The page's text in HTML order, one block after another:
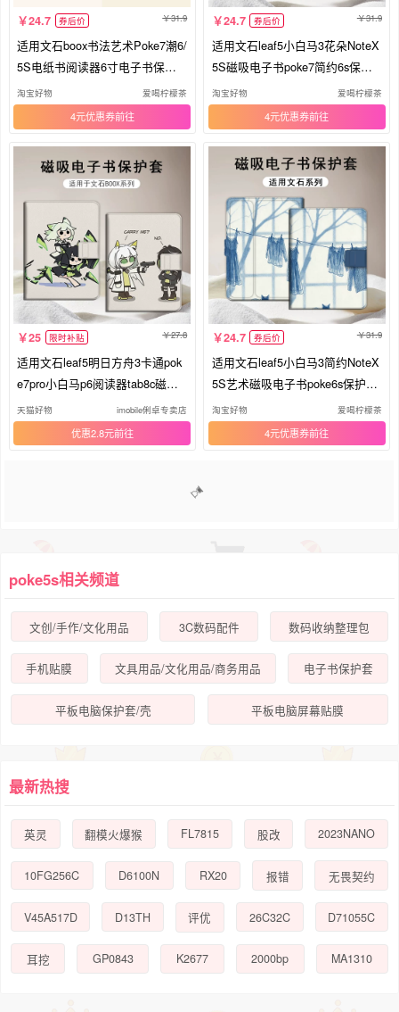
24.7 券后价 31.9
适用文石boox书法艺术Poke7潮6/
5S电纸书阅读器6寸电子书保护
壳套
淘宝好物 爱喝柠檬茶
4元优惠券
24.7 券后价 31.9
适用文石leaf5小白马3花朵NoteX
5S磁吸电子书poke7简约6s保护
套壳
淘宝好物 爱喝柠檬茶
4元优惠券
25 限时补贴 27.8
适用文石leaf5明日方舟3卡通pok
e7pro小白马p6阅读器tab8c磁吸N
oteX6趣味X5S/Air4C电子书BOO
X保护套电纸书壳
天猫好物 imobile俐卓专卖店
优惠2.8元
24.7 券后价 31.9
适用文石leaf5小白马3简约NoteX
5S艺术磁吸电子书poke6s保护套
壳
淘宝好物 爱喝柠檬茶
4元优惠券
2
poke5s相关频道
文创/手作/文化用品 3C数码配件 数码收纳整理包
手机贴膜 文具用品/文化用品/商务用品 电子书保护套
平板电脑保护套/壳 平板电脑屏幕贴膜
最新热搜
英灵 翻模火爆猴 FL7815 股改 2023NANO
10FG256C D6100N RX20 报错 无畏契约
V45A517D D13TH 评优 26C32C D71055C
耳挖 GP0843 K2677 2000bp MA1310